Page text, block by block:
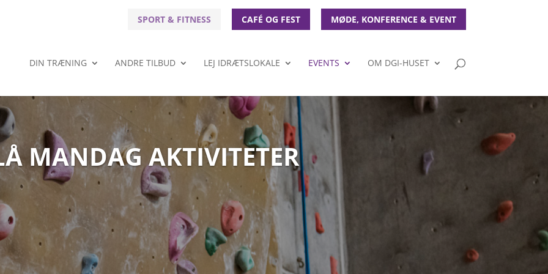
SPORT & FITNESS CAFÉ OG FEST MØDE, KONFERENCE & EVENT
DIN TRÆNING ANDRE TILBUD LEJ IDRÆTSLOKALE EVENTS OM DGI-HUSET
MANDAG AKTIVITETER